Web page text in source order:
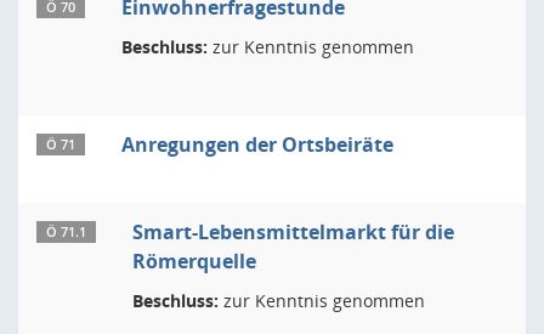
Ö 70 Einwohnerfragestunde
Beschluss: zur Kenntnis genommen
Ö 71 Anregungen der Ortsbeiräte
Ö 71.1
Smart-Lebensmittelmarkt für die
Römerquelle
Beschluss: zur Kenntnis genommen